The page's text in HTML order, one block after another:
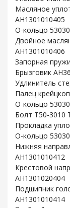
Масляное
AH1301010405
O-кольцо
Двойное
AH1301010406
Запорная
Брызговик
Удлинитель
Палец
O-кольцо
Болт T50-3010
Прокладка
O-кольцо
Нижняя
AH1301010412
Крестовой
AH1301020404
Подшипник
AH1301010414